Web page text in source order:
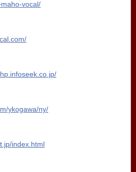
vocal/
ykogawa/ny/
index.html